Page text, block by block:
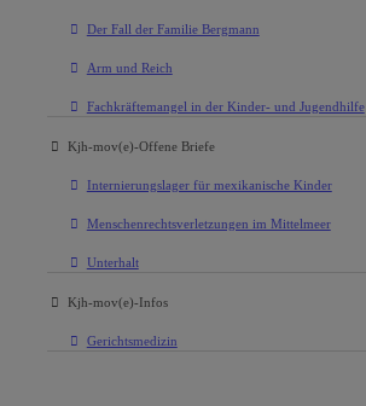
Der Fall der Familie Bergmann
Arm und Reich
Fachkräftemangel in der Kinder- und Jugendhilfe
Kjh-mov(e)-Offene Briefe
Internierungslager für mexikanische Kinder
Menschenrechtsverletzungen im Mittelmeer
Unterhalt
Kjh-mov(e)-Infos
Gerichtsmedizin